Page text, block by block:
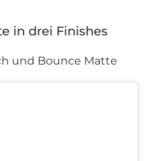
in drei Finishes
und Bounce Matte